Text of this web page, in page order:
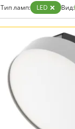
Тип ламп: LED Вид: